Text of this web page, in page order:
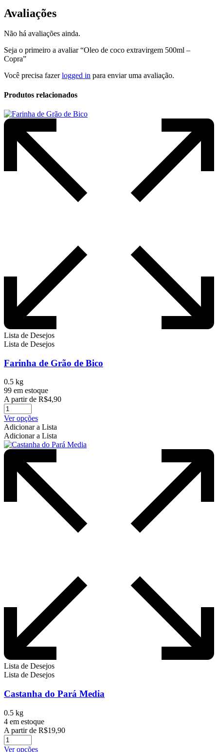
Avaliações
Não há avaliações ainda.
Seja o primeiro a avaliar “Oleo de coco extravirgem 500ml –
Copra”
Você precisa fazerlogged in para enviar uma avaliação.
Produtos relacionados
Lista de Desejos
Lista de Desejos
Farinha de Grão de Bico
0.5 kg
99 em estoque
A partir de R$4,90
Ver opçõesEste
produto
tem
várias
As
podem
escolhidas
página
Adicionar a Lista
Adicionar a Lista
Lista de Desejos
Lista de Desejos
Castanha do Pará Media
0.5 kg
4 em estoque
A partir de R$19,90
Ver opçõesEste